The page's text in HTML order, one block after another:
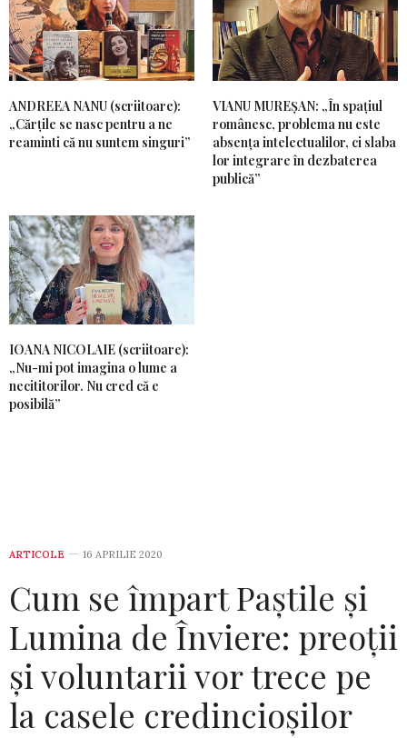
ANDREEA NANU (scriitoare):
„Cărțile se nasc pentru a ne
reaminti că nu suntem singuri”
VIANU MUREȘAN: „În spațiul
românesc, problema nu este
absența intelectualilor, ci slaba
lor integrare în dezbaterea
publică”
IOANA NICOLAIE (scriitoare):
„Nu-mi pot imagina o lume a
necititorilor. Nu cred că e
posibilă”
ARTICOLE 16 APRILIE 2020
Cum se împart Paștile și
Lumina de Înviere: preoții
și voluntarii vor trece pe
la casele credincioșilor